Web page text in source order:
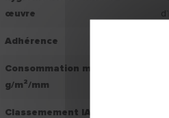
œuvre
Adhérence
Consommation moyenne
g/m²/mm
Classemement IAQ